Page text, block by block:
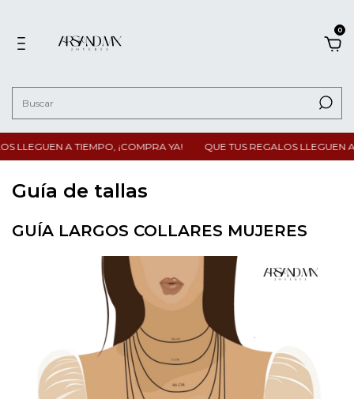
0
LLEGUEN A TIEMPO, ¡COMPRA YA! QUE TUS REGALOS LLEGUEN A
Guía de tallas
GUÍA LARGOS COLLARES MUJERES